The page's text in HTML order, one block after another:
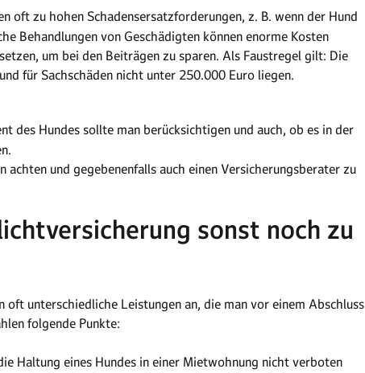
oft zu hohen Schadensersatzforderungen, z. B. wenn der Hund
Behandlungen von Geschädigten können enorme Kosten
um bei den Beiträgen zu sparen. Als Faustregel gilt: Die
für Sachschäden nicht unter 250.000 Euro liegen.
des Hundes sollte man berücksichtigen und auch, ob es in der
und gegebenenfalls auch einen Versicherungsberater zu
sonst noch zu
unterschiedliche Leistungen an, die man vor einem Abschluss
folgende Punkte:
Haltung eines Hundes in einer Mietwohnung nicht verboten